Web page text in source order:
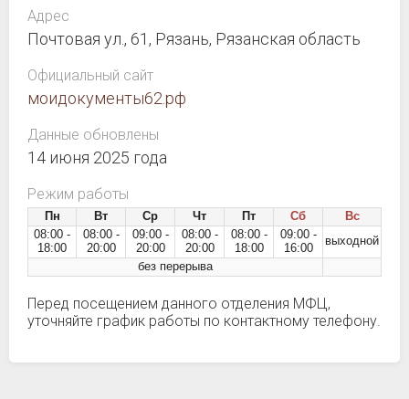
Адрес
Почтовая ул., 61, Рязань, Рязанская область
Официальный сайт
моидокументы62.рф
Данные обновлены
14 июня 2025 года
Режим работы
Пн Вт Ср Чт Пт Сб
Вс
08:00 -
18:00
08:00 -
20:00
09:00 -
20:00
08:00 -
20:00
08:00 -
18:00
09:00 -
16:00
выходной
без перерыва
Перед посещением данного отделения МФЦ,
уточняйте график работы по контактному телефону.